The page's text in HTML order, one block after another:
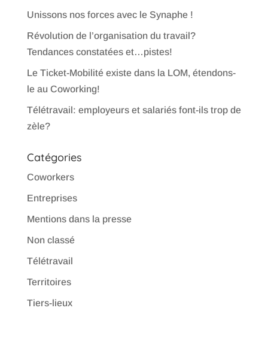
Unissons nos forces avec le Synaphe !
Révolution de l’organisation du travail?
Tendances constatées et…pistes!
Le Ticket-Mobilité existe dans la LOM, étendons-
le au Coworking!
Télétravail: employeurs et salariés font-ils trop de
zèle?
Catégories
Coworkers
Entreprises
Mentions dans la presse
Non classé
Télétravail
Territoires
Tiers-lieux